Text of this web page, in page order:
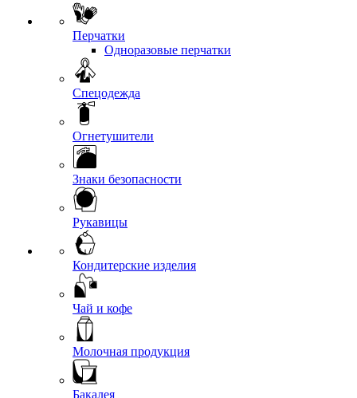
Перчатки
Одноразовые перчатки
Спецодежда
Огнетушители
Знаки безопасности
Рукавицы
Кондитерские изделия
Чай и кофе
Молочная продукция
Бакалея